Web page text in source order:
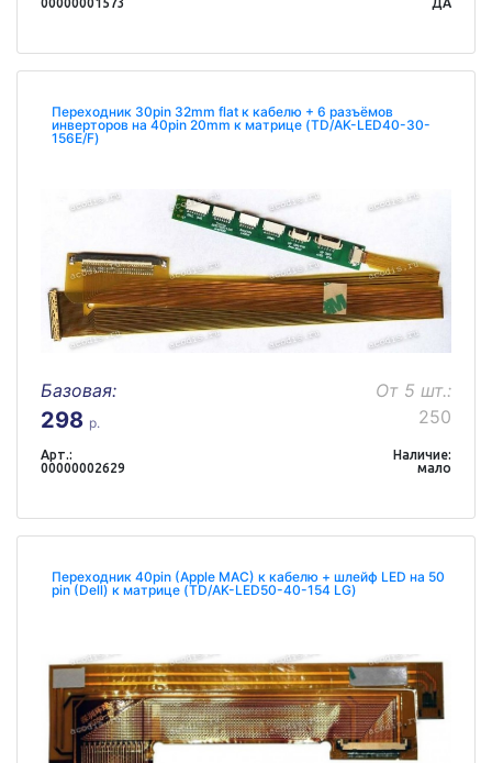
Переходник 30pin 32mm flat к кабелю + 6 разъёмов
инверторов на 40pin 20mm к матрице (TD/AK-LED40-30-
156E/F)
Базовая:
298 р.
От 5 шт.:
250
Арт.:
00000002629
Наличие:
мало
Переходник 40pin (Apple MAC) к кабелю + шлейф LED на 50
pin (Dell) к матрице (TD/AK-LED50-40-154 LG)